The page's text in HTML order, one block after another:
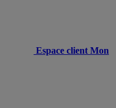
Espace client Mon